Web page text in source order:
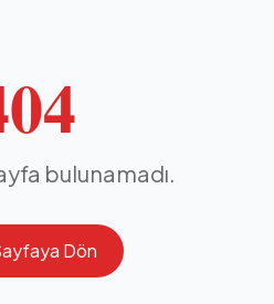
bulunamadı.
Dön